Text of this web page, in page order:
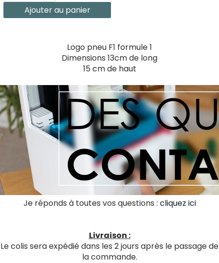
Ajouter au panier
Logo pneu F1 formule 1
Dimensions 13cm de long
15 cm de haut
Je réponds à toutes vos questions : cliquez ici
Livraison :
Le colis sera expédié dans les 2 jours après le passage de
la commande.